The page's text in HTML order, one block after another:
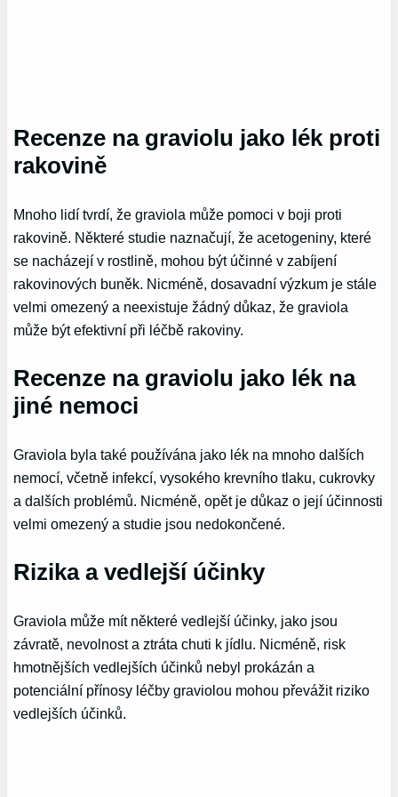
Recenze na graviolu jako lék proti
rakovině
Mnoho lidí tvrdí, že graviola může pomoci v boji proti
rakovině. Některé studie naznačují, že acetogeniny, které
se nacházejí v rostlině, mohou být účinné v zabíjení
rakovinových buněk. Nicméně, dosavadní výzkum je stále
velmi omezený a neexistuje žádný důkaz, že graviola
může být efektivní při léčbě rakoviny.
Recenze na graviolu jako lék na
jiné nemoci
Graviola byla také používána jako lék na mnoho dalších
nemocí, včetně infekcí, vysokého krevního tlaku, cukrovky
a dalších problémů. Nicméně, opět je důkaz o její účinnosti
velmi omezený a studie jsou nedokončené.
Rizika a vedlejší účinky
Graviola může mít některé vedlejší účinky, jako jsou
závratě, nevolnost a ztráta chuti k jídlu. Nicméně, risk
hmotnějších vedlejších účinků nebyl prokázán a
potenciální přínosy léčby graviolou mohou převážit riziko
vedlejších účinků.